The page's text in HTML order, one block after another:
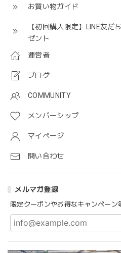
お買い物ガイド
【初回購入限定】LINE友だ
ゼント
運営者
ブログ
COMMUNITY
メンバーシップ
マイページ
問い合わせ
メルマガ登録
限定クーポンやお得なキャンペーン